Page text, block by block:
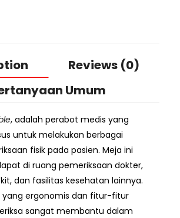
Reviews (0)
Umum
, adalah perabot medis yang
untuk melakukan berbagai
fisik pada pasien. Meja ini
di ruang pemeriksaan dokter,
dan fasilitas kesehatan lainnya.
yang ergonomis dan fitur-fitur
sangat membantu dalam